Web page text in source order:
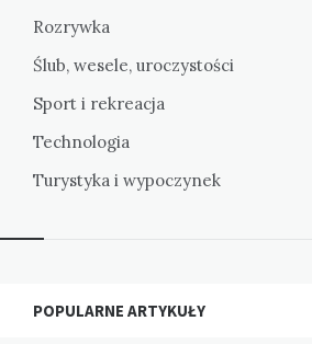
Rozrywka
Ślub, wesele, uroczystości
Sport i rekreacja
Technologia
Turystyka i wypoczynek
Widgets
POPULARNE ARTYKUŁY